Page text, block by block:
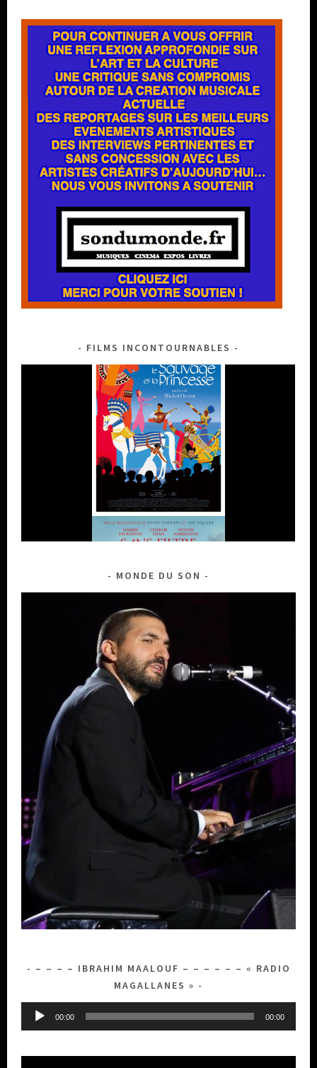
FILMS INCONTOURNABLES
MONDE DU SON
– – – – IBRAHIM MAALOUF – – – – – – « RADIO
MAGALLANES »
Lecteur
00:00 00:00